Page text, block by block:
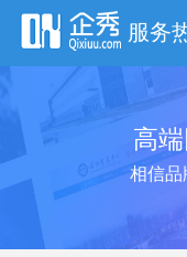
服务
高
相信品